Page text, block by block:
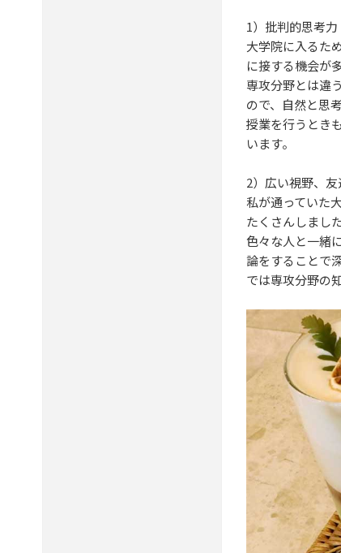
1）批判的思考
大学院に入るた
に接する機会が
専攻分野とは違
ので、自然と思
授業を行うとき
います。
2）広い視野、
私が通っていた
たくさんしまし
色々な人と一緒
論をすることで
では専攻分野の